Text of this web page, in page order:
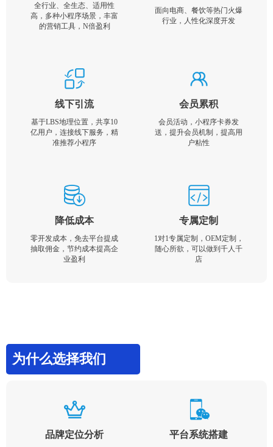
全行业、全生态、适用性
高，多种小程序场景，丰富
的营销工具，N倍盈利
面向电商、餐饮等热门火爆
行业，人性化深度开发
线下引流
基于LBS地理位置，共享10
亿用户，连接线下服务，精
准推荐小程序
会员累积
会员活动，小程序卡券发
送，提升会员机制，提高用
户粘性
降低成本
零开发成本，免去平台提成
抽取佣金，节约成本提高企
业盈利
专属定制
1对1专属定制，OEM定制，
随心所欲，可以做到千人千
店
为什么选择我们
品牌定位分析 平台系统搭建